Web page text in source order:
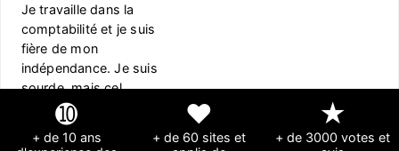
Je travaille dans la
comptabilité et je suis
fière de mon
indépendance. Je suis
sourde, mais cel...
➓
+ de 10 ans
❤
+ de 60 sites et
★
+ de 3000 votes et